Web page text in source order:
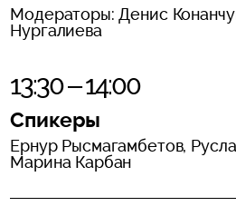
Модераторы: Денис
Нургалиева
13:30 – 14:00
Спикеры
Ернур Рысмагамбетов,
Марина Карбан